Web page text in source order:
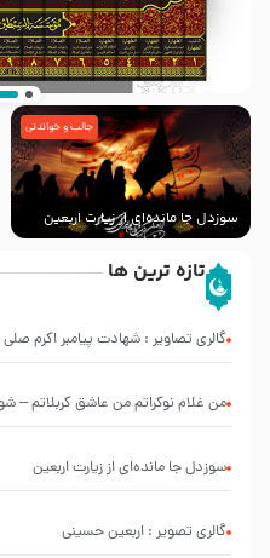
انتشار کتاب ” العروة
با طرحی
سوزدل جا مانده‌ای از زیارت اربعین
جالب و خواندنی
تازه ترین ها
گالری تصاویر : شهادت پیامبر اکرم صلی
سوزدل جا مانده‌ای از زیارت اربعین
گالری تصویر : اربعین حسینی